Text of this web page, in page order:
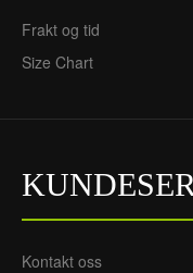
Frakt og tid
Size Chart
Kontakt oss